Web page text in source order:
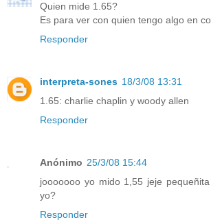
Quien mide 1.65?
Es para ver con quien tengo algo en
Responder
interpreta-sones 18/3/08 13:31
1.65: charlie chaplin y woody allen
Responder
Anónimo 25/3/08 15:44
jooooooo yo mido 1,55 jeje
yo?
Responder